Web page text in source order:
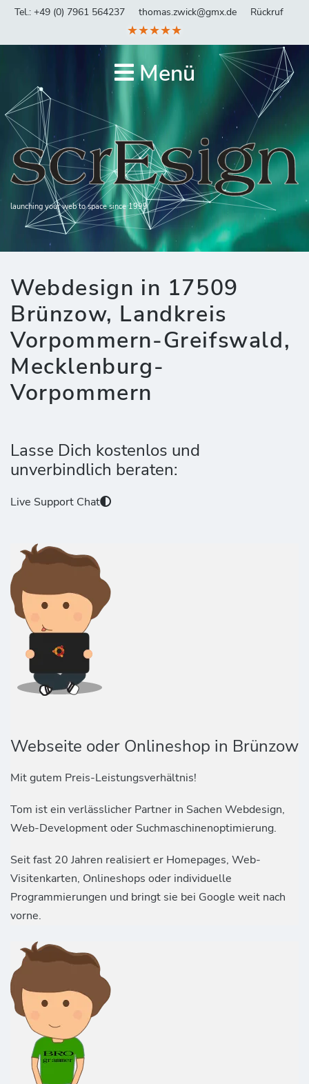
Tel.: +49 (0) 7961 564237 thomas.zwick@gmx.de Rückruf
★★★★★
Menü
launching your web to space since 1999
Webdesign in 17509
Brünzow, Landkreis
Vorpommern-Greifswald,
Mecklenburg-
Vorpommern
Lasse Dich kostenlos und
unverbindlich beraten:
Live Support Chat
Webseite oder Onlineshop in Brünzow
Mit gutem Preis-Leistungsverhältnis!
Tom ist ein verlässlicher Partner in Sachen Webdesign,
Web-Development oder Suchmaschinenoptimierung.
Seit fast 20 Jahren realisiert er Homepages, Web-
Visitenkarten, Onlineshops oder individuelle
Programmierungen und bringt sie bei Google weit nach
vorne.